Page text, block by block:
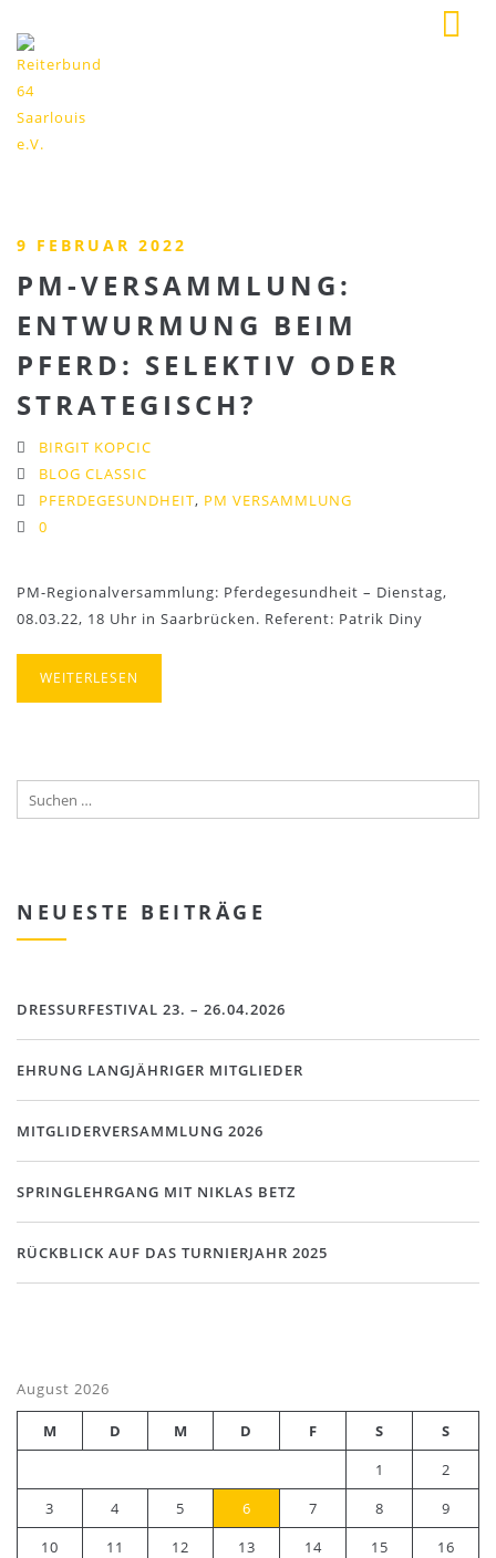
9 FEBRUAR 2022
PM-VERSAMMLUNG:
ENTWURMUNG BEIM
PFERD: SELEKTIV ODER
STRATEGISCH?
BIRGIT KOPCIC
BLOG CLASSIC
PFERDEGESUNDHEIT, PM VERSAMMLUNG
0
PM-Regionalversammlung: Pferdegesundheit – Dienstag,
08.03.22, 18 Uhr in Saarbrücken. Referent: Patrik Diny
WEITERLESEN
NEUESTE BEITRÄGE
DRESSURFESTIVAL 23. – 26.04.2026
EHRUNG LANGJÄHRIGER MITGLIEDER
MITGLIDERVERSAMMLUNG 2026
SPRINGLEHRGANG MIT NIKLAS BETZ
RÜCKBLICK AUF DAS TURNIERJAHR 2025
August 2026
M D M D F S
S
1
2
3
4 5 6 7 8
9
10
11 12 13 14 15
16